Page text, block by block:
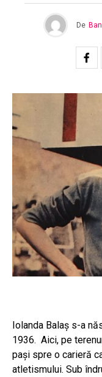
De
Iolanda Balaș s-a
1936. Aici, pe
pași spre o carieră
atletismului. Sub